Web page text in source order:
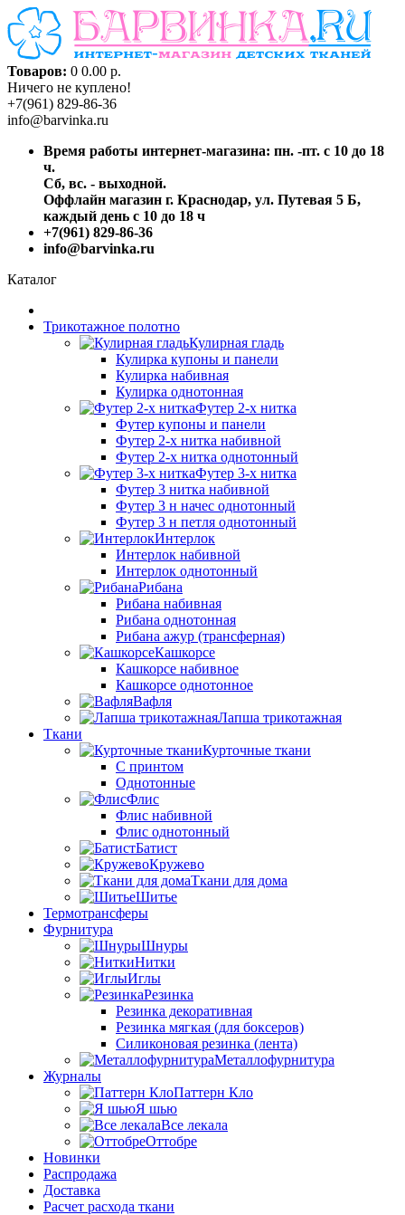
Товаров: 0 0.00 р.
Ничего не куплено!
+7(961) 829-86-36
info@barvinka.ru
Время работы интернет-магазина: пн. -пт. с 10 до 18
ч.
Сб, вс. - выходной.
Оффлайн магазин г. Краснодар, ул. Путевая 5 Б,
каждый день с 10 до 18 ч
+7(961) 829-86-36
info@barvinka.ru
Каталог
Трикотажное полотно
Кулирная гладь
Кулирка купоны и панели
Кулирка набивная
Кулирка однотонная
Футер 2-х нитка
Футер купоны и панели
Футер 2-х нитка набивной
Футер 2-х нитка однотонный
Футер 3-х нитка
Футер 3 нитка набивной
Футер 3 н начес однотонный
Футер 3 н петля однотонный
Интерлок
Интерлок набивной
Интерлок однотонный
Рибана
Рибана набивная
Рибана однотонная
Рибана ажур (трансферная)
Кашкорсе
Кашкорсе набивное
Кашкорсе однотонное
Вафля
Лапша трикотажная
Ткани
Курточные ткани
С принтом
Однотонные
Флис
Флис набивной
Флис однотонный
Батист
Кружево
Ткани для дома
Шитье
Термотрансферы
Фурнитура
Шнуры
Нитки
Иглы
Резинка
Резинка декоративная
Резинка мягкая (для боксеров)
Силиконовая резинка (лента)
Металлофурнитура
Журналы
Паттерн Кло
Я шью
Все лекала
Оттобре
Новинки
Распродажа
Доставка
Расчет расхода ткани